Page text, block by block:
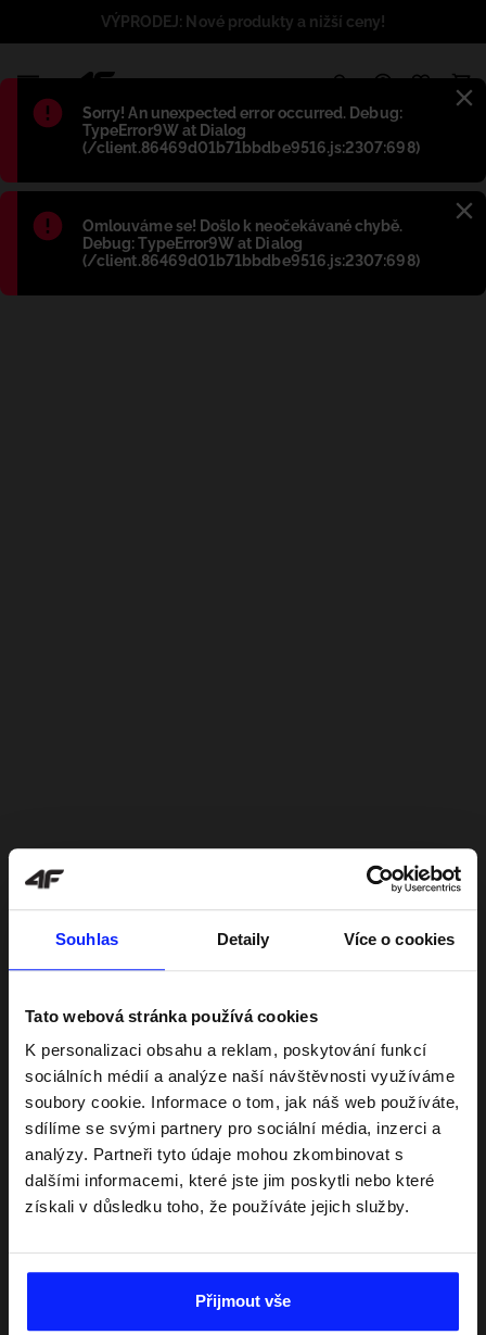
Souhlas Detaily Více o cookies
Tato webová stránka používá cookies
K personalizaci obsahu a reklam, poskytování funkcí
sociálních médií a analýze naší návštěvnosti využíváme
soubory cookie. Informace o tom, jak náš web používáte,
sdílíme se svými partnery pro sociální média, inzerci a
analýzy. Partneři tyto údaje mohou zkombinovat s
dalšími informacemi, které jste jim poskytli nebo které
získali v důsledku toho, že používáte jejich služby.
Přijmout vše
Błąd:
Sorry! An unexpected error occurred. Debug:
TypeError9W at Dialog
(/client.86469d01b71bbdbe9516.js:2307:698)
Błąd:
Omlouváme se! Došlo k neočekávané chybě.
Debug: TypeError9W at Dialog
(/client.86469d01b71bbdbe9516.js:2307:698)
VÝPRODEJ: Nové produkty a nižší ceny!